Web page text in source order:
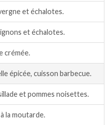
et échalotes.
et échalotes.
crémée.
épicée, cuisson barbecue.
et pommes noisettes.
la moutarde.